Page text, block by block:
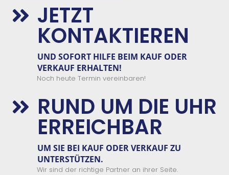
 JETZT
KONTAKTIEREN
UND SOFORT HILFE BEIM KAUF ODER
VERKAUF ERHALTEN!
Noch heute Termin vereinbaren!
 RUND UM DIE UHR
ERREICHBAR
UM SIE BEI KAUF ODER VERKAUF ZU
UNTERSTÜTZEN.
Wir sind der richtige Partner an ihrer Seite.